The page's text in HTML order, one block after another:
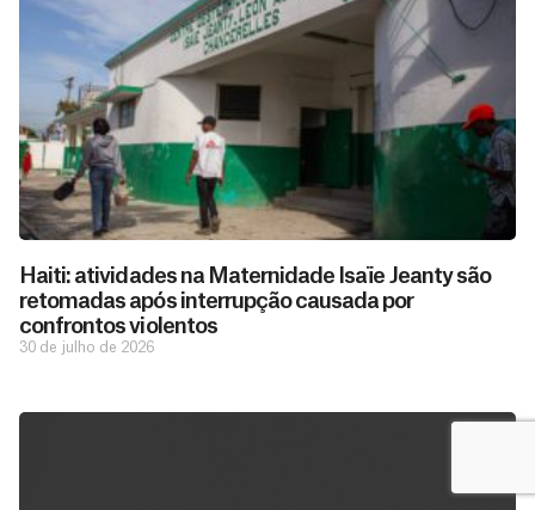
Haiti: atividades na Maternidade Isaïe Jeanty são
retomadas após interrupção causada por
confrontos violentos
30 de julho de 2026